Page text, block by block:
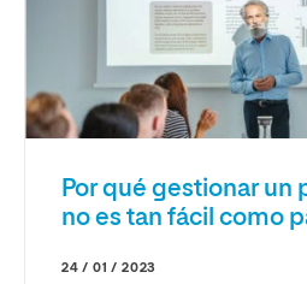
Por qué gestionar un
no es tan fácil como
24 / 01 / 2023